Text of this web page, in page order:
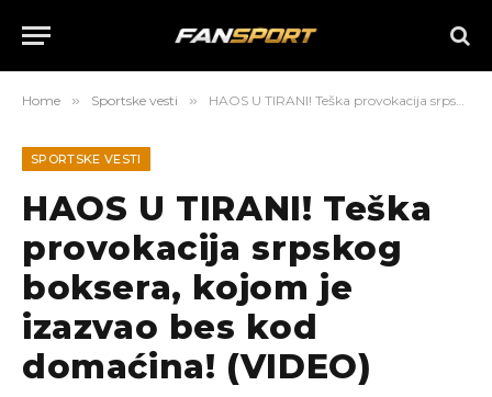
Home » Sportske vesti » HAOS U TIRANI! Teška provokacija srpskog boksera, kojom je izazvao bes kod domaćina! (VIDEO)
SPORTSKE VESTI
HAOS U TIRANI! Teška
provokacija srpskog
boksera, kojom je
izazvao bes kod
domaćina! (VIDEO)